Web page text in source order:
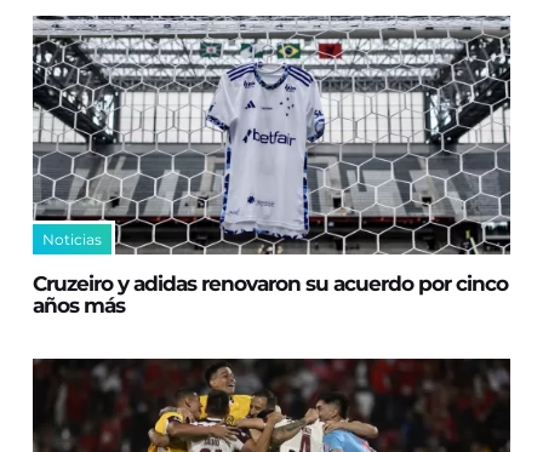
Noticias
Cruzeiro y adidas renovaron su acuerdo por cinco
años más